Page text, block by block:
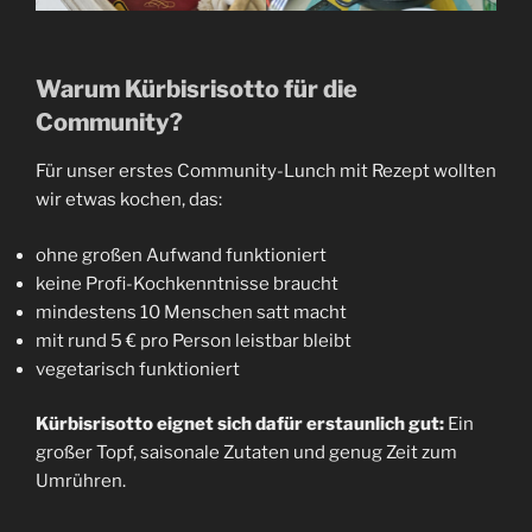
Warum Kürbisrisotto für die
Community?
Für unser erstes Community-Lunch mit Rezept wollten
wir etwas kochen, das:
ohne großen Aufwand funktioniert
keine Profi-Kochkenntnisse braucht
mindestens 10 Menschen satt macht
mit rund 5 € pro Person leistbar bleibt
vegetarisch funktioniert
Kürbisrisotto eignet sich dafür erstaunlich gut: Ein
großer Topf, saisonale Zutaten und genug Zeit zum
Umrühren.